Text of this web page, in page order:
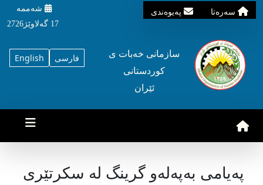
سه‌ره‌تا په‌یوه‌ندی
شه‌ممه‌
17 گه‌لاوێژ2726
English فارسی
سازمانی خه‌بات ی
کوردستانی
ئێران
پەیامی بەپەلەو گرینگ لە سكرتێری